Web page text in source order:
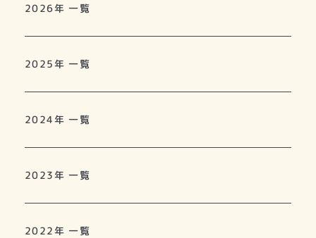
2026年 一覧
2025年 一覧
2024年 一覧
2023年 一覧
2022年 一覧